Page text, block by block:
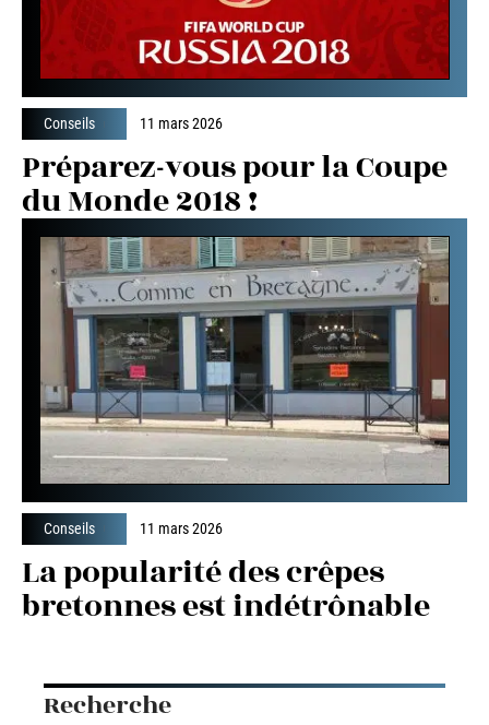
Conseils 11 mars 2026
Préparez-vous pour la Coupe
du Monde 2018 !
Conseils 11 mars 2026
La popularité des crêpes
bretonnes est indétrônable
Recherche